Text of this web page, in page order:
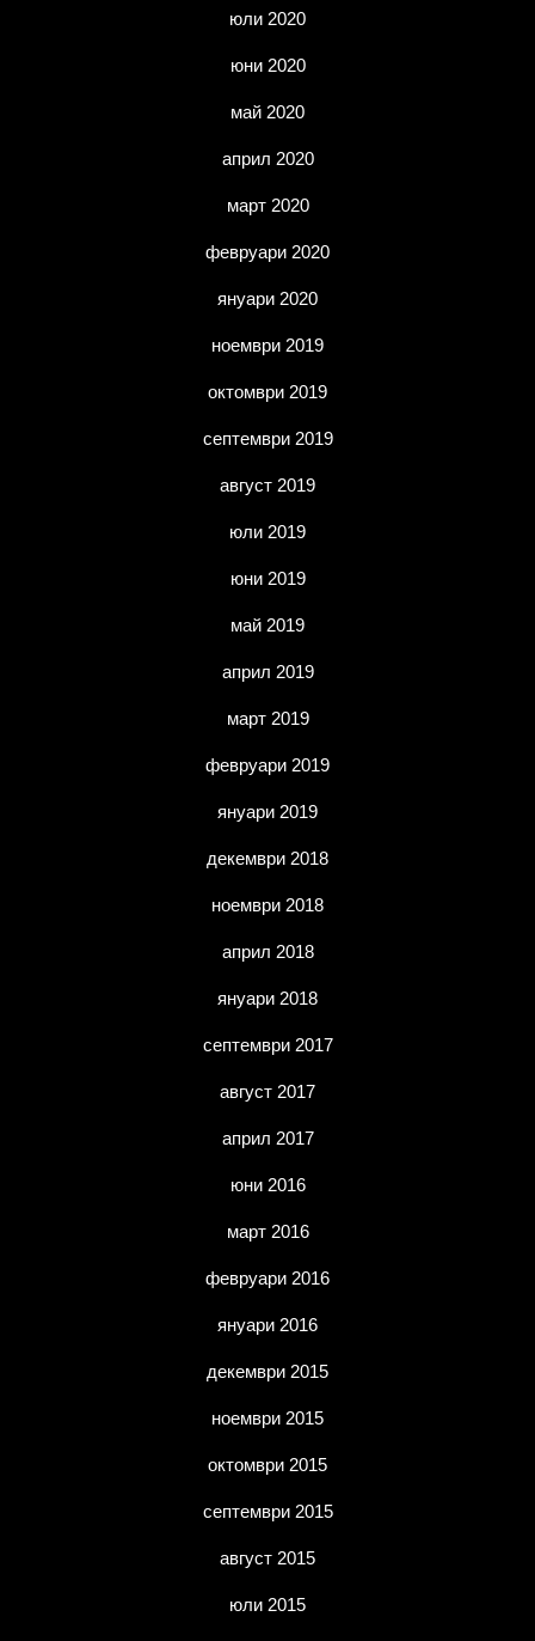
юли 2020
юни 2020
май 2020
април 2020
март 2020
февруари 2020
януари 2020
ноември 2019
октомври 2019
септември 2019
август 2019
юли 2019
юни 2019
май 2019
април 2019
март 2019
февруари 2019
януари 2019
декември 2018
ноември 2018
април 2018
януари 2018
септември 2017
август 2017
април 2017
юни 2016
март 2016
февруари 2016
януари 2016
декември 2015
ноември 2015
октомври 2015
септември 2015
август 2015
юли 2015